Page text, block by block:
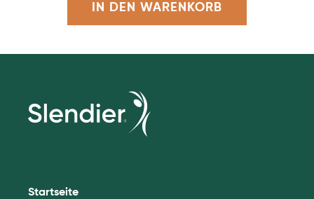
IN DEN WARENKORB
Startseite